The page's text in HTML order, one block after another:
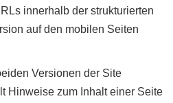
innerhalb der strukturierten
auf den mobilen Seiten
Versionen der Site
Hinweise zum Inhalt einer Seite